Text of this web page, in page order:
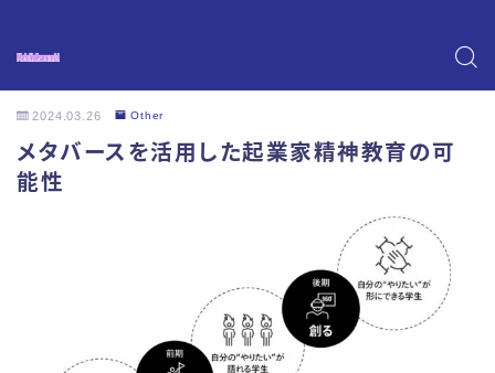
2024.03.26 Other
メタバースを活用した起業家精神教育の可
能性